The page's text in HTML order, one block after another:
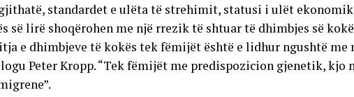
standardet e ulëta të strehimit, statusi i ulët
së lirë shoqërohen me një rrezik të shtuar të dhimbjes së
e dhimbjeve të kokës tek fëmijët është e lidhur ngushtë me
Peter Kropp. “Tek fëmijët me predispozicion gjenetik, kjo